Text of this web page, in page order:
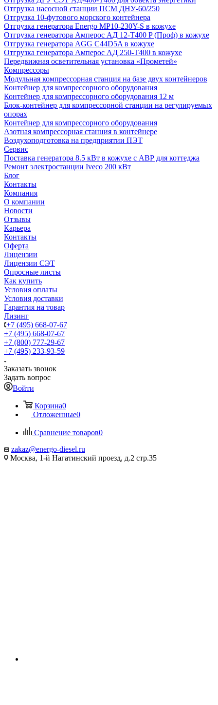
Отгрузка насосной станции ПСМ ДНУ-60/250
Отгрузка 10-футового морского контейнера
Отгрузка генератора Energo MP10-230Y-S в кожухе
Отгрузка генератора Амперос АД 12-Т400 P (Проф) в кожухе
Отгрузка генератора AGG C44D5A в кожухе
Отгрузка генератора Амперос АД 250-Т400 в кожухе
Передвижная осветительная установка «Прометей»
Компрессоры
Модульная компрессорная станция на базе двух контейнеров
Контейнер для компрессорного оборудования
Контейнер для компрессорного оборудования 12 м
Блок-контейнер для компрессорной станции на регулируемых
опорах
Контейнер для компрессорного оборудования
Азотная компрессорная станция в контейнере
Воздухоподготовка на предприятии ПЭТ
Сервис
Поставка генератора 8.5 кВт в кожухе с АВР для коттеджа
Ремонт электростанции Iveco 200 кВт
Блог
Контакты
Компания
О компании
Новости
Отзывы
Карьера
Контакты
Оферта
Лицензии
Лицензии СЭТ
Опросные листы
Как купить
Условия оплаты
Условия доставки
Гарантия на товар
Лизинг
+7 (495) 668-07-67
+7 (495) 668-07-67
+7 (800) 777-29-67
+7 (495) 233-93-59
Заказать звонок
Задать вопрос
Войти
Корзина0
Отложенные0
Сравнение товаров0
zakaz@energo-diesel.ru
Москва, 1-й Нагатинский проезд, д.2 стр.35